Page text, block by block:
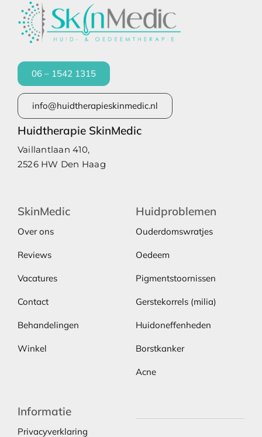
06 – 1542 1315
info@huidtherapieskinmedic.nl
Huidtherapie SkinMedic
Vaillantlaan 410,
2526 HW Den Haag
SkinMedic
Over ons
Reviews
Vacatures
Contact
Behandelingen
Winkel
Huidproblemen
Ouderdomswratjes
Oedeem
Pigmentstoornissen
Gerstekorrels (milia)
Huidoneffenheden
Borstkanker
Acne
Informatie
Privacyverklaring